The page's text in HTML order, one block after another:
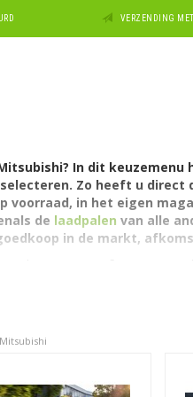
VERZENDING MET
In dit
Zo heeft u
voorraad, in het eigen
de laadpalen van alle
in de markt,
Type 1 naar Type 2 stekker
Mitsubishi